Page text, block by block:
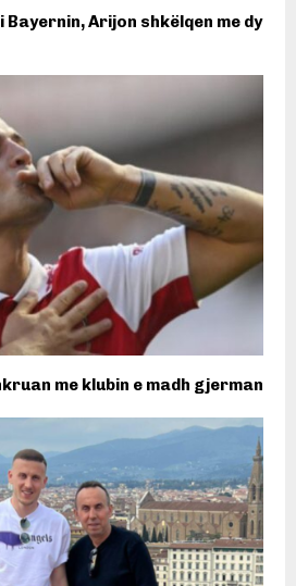
Arijon shkëlqen me dy
me klubin e madh gjerman